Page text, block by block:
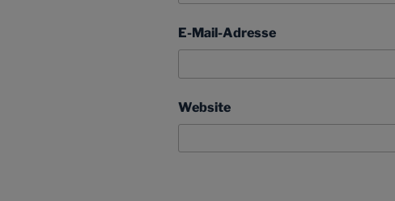
E-Mail-Adresse
Website